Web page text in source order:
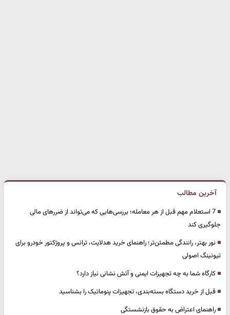
آخرین مطالب
7 استعلام مهم قبل از هر معامله؛ بررسی‌هایی که می‌تواند از ضررهای مالی
جلوگیری کند
نور بهتر، رانندگی مطمئن‌تر؛ راهنمای خرید هدلایت، ترانس و پروژکتور خودرو برای
تیونینگ اصولی
کارگاه شما به چه تجهیزات ایمنی و آتش نشانی نیاز دارد؟
قبل از خرید دستگاه بسته‌بندی، تجهیزات پنوماتیک را بشناسید
راهنمای اعتراض به حقوق بازنشستگی